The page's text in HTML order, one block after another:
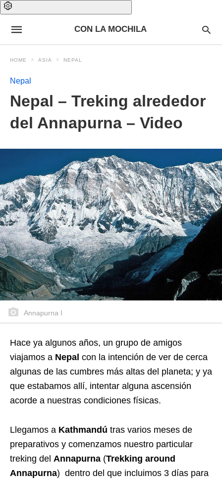
CON LA MOCHILA
HOME ASIA NEPAL
Nepal
Nepal – Treking alrededor
del Annapurna – Video
Annapurna I
Hace ya algunos años, un grupo de amigos
viajamos a Nepal con la intención de ver de cerca
algunas de las cumbres más altas del planeta; y ya
que estabamos allí, intentar alguna ascensión
acorde a nuestras condiciones físicas.
Llegamos a Kathmandú tras varios meses de
preparativos y comenzamos nuestro particular
treking del Annapurna (Trekking around
Annapurna) dentro del que incluimos 3 días para